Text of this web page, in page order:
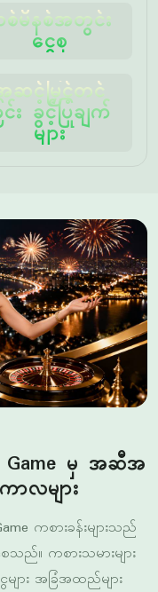
ဆင့်မြှင့်တင်
ခြင်း ခွင့်ပြုချက်
များ
Game မှ အဆီအ
များ
ကစားခန်းများသည်
ကစားသမားများ
ျား အခြံအထည်များ
ခွင့်အလမ်းများ ပိုမို